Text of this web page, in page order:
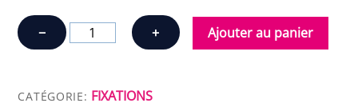
−
quantité
de
BOND
+ Ajouter au panier
CATÉGORIE: FIXATIONS